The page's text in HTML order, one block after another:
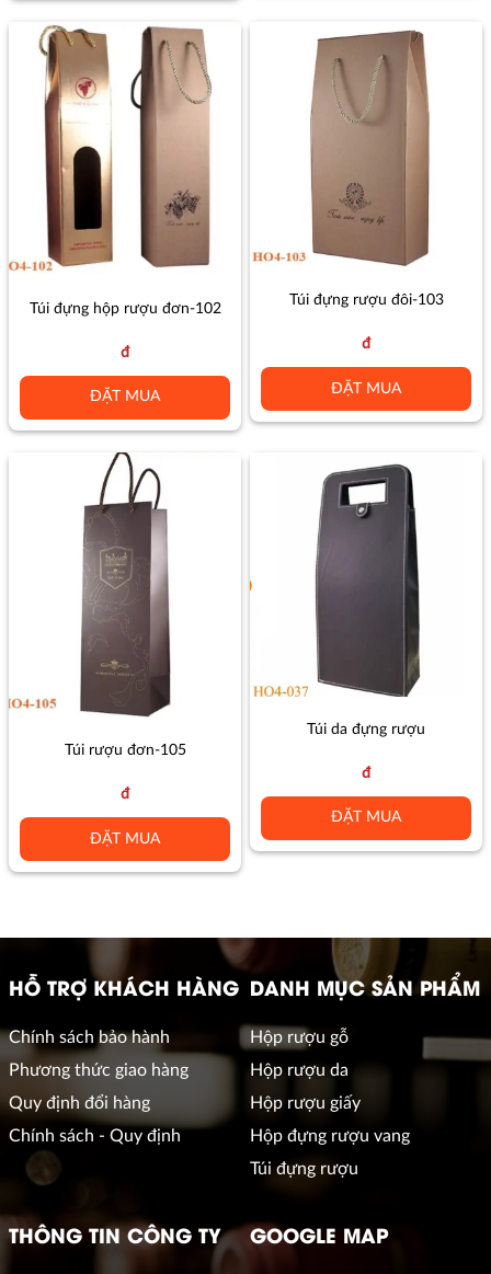
Túi đựng hộp rượu đơn-102
đ
ĐẶT MUA
Túi đựng rượu đôi-103
đ
ĐẶT MUA
Túi rượu đơn-105
đ
ĐẶT MUA
Túi da đựng rượu
đ
ĐẶT MUA
HỖ TRỢ KHÁCH HÀNG
Chính sách bảo hành
Phương thức giao hàng
Quy định đổi hàng
Chính sách - Quy định
DANH MỤC SẢN PHẨM
Hộp rượu gỗ
Hộp rượu da
Hộp rượu giấy
Hộp đựng rượu vang
Túi đựng rượu
THÔNG TIN CÔNG TY GOOGLE MAP